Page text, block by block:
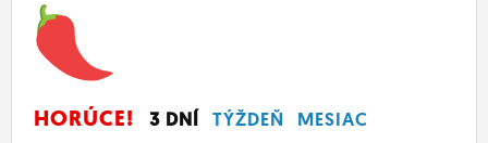
HORÚCE! 3 DNÍ TÝŽDEŇ MESIAC